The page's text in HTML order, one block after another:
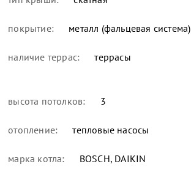
покрытие: металл (фальцевая система)
наличие террас: террасы
высота потолков: 3
отопление: тепловые насосы
марка котла: BOSCH, DAIKIN